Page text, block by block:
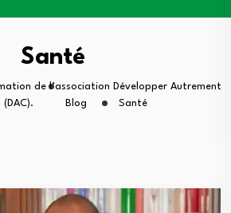
INDÉPENDANT DES GRANDS…
Santé
de l’association Développer Autrement
(DAC).
Blog Santé